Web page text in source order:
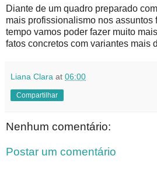
Diante de um quadro preparado
mais profissionalismo nos assuntos
tempo vamos poder fazer muito
fatos concretos com variantes mais
Liana Clara at 06:00
Compartilhar
Nenhum comentário:
Postar um comentário